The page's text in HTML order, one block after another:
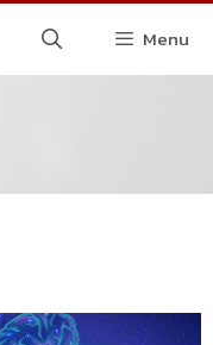
Menu